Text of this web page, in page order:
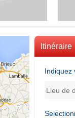
Itinéraire
Indiquez